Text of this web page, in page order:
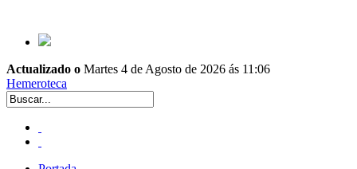
Actualizado o Martes 4 de Agosto de 2026 ás 11:06
Hemeroteca